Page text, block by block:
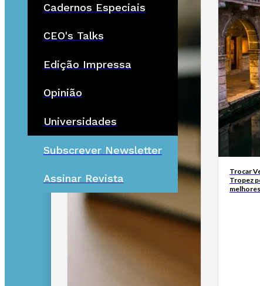
Cadernos Especiais
CEO's Talks
Edição Impressa
Opinião
Universidades
Subscrever Newsletter
Assinar Revista
Trocar
Tropez